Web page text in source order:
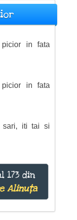
in fata
in fata
sari, iti tai si
173 din
Alinuța